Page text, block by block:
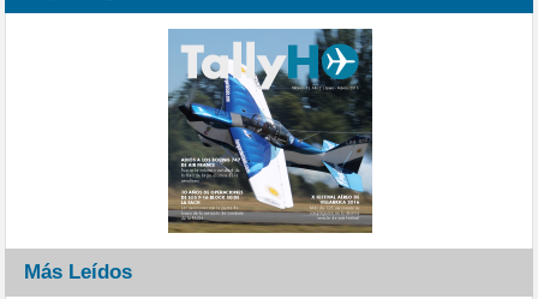
Más Leídos